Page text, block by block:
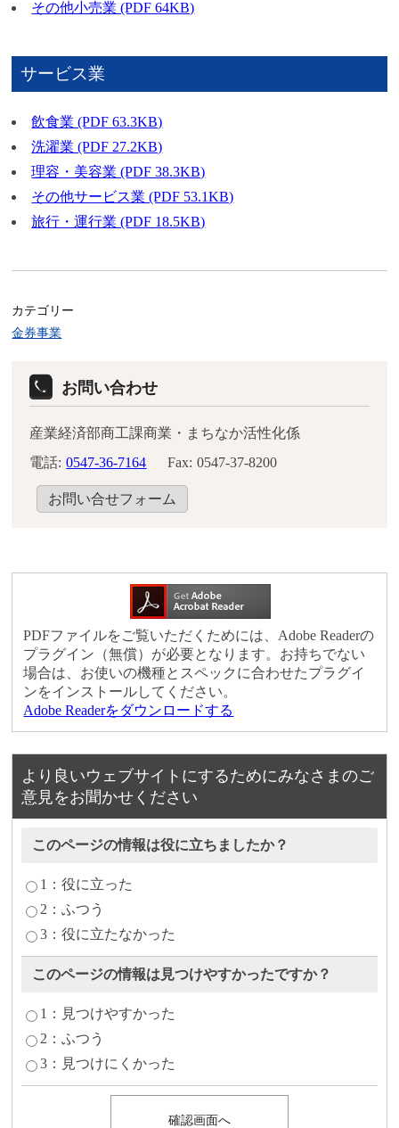
その他小売業 (PDF 64KB)
サービス業
飲食業 (PDF 63.3KB)
洗濯業 (PDF 27.2KB)
理容・美容業 (PDF 38.3KB)
その他サービス業 (PDF 53.1KB)
旅行・運行業 (PDF 18.5KB)
カテゴリー
金券事業
お問い合わせ
産業経済部商工課商業・まちなか活性化係
電話: 0547-36-7164 Fax: 0547-37-8200
お問い合せフォーム
PDFファイルをご覧いただくためには、Adobe Readerの
プラグイン（無償）が必要となります。お持ちでない
場合は、お使いの機種とスペックに合わせたプラグイ
ンをインストールしてください。
Adobe Readerをダウンロードする
より良いウェブサイトにするためにみなさまのご
意見をお聞かせください
このページの情報は役に立ちましたか？
1：役に立った
2：ふつう
3：役に立たなかった
このページの情報は見つけやすかったですか？
1：見つけやすかった
2：ふつう
3：見つけにくかった